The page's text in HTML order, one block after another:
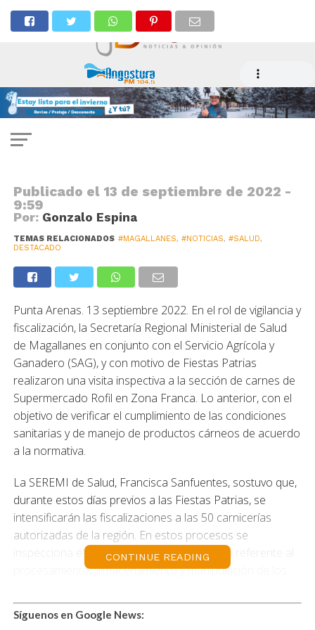
Refuerzan fiscalizaciones a
carnicería y puntos de ventas por
Fiestas Patrias
Publicado el 13 de septiembre de 2022 -
9:59
Por: Gonzalo Espina
TEMAS RELACIONADOS #MAGALLANES, #NOTICIAS, #SALUD,
DESTACADO
Punta Arenas. 13 septiembre 2022. En el rol de vigilancia y
fiscalización, la Secretaría Regional Ministerial de Salud
de Magallanes en conjunto con el Servicio Agrícola y
Ganadero (SAG), y con motivo de Fiestas Patrias
realizaron una visita inspectiva a la sección de carnes de
Supermercado Rofil en Zona Franca. Lo anterior, con el
objetivo de verificar el cumplimiento de las condiciones
sanitarias y de manejo de productos cárneos de acuerdo
a la normativa.
La SEREMI de Salud, Francisca Sanfuentes, sostuvo que,
durante estos días previos a las Fiestas Patrias, se
intensificarán las fiscalizaciones a las 50 carnicerías
autorizadas de la región. En estos procesos se
inspecciona el cumplimiento de la normativa referente al
procesamiento, almacenamiento y manipulación de los
La SEREMI de Agricultura, Irene Ramírez Mérida, explicó
CONTINUE READING
Síguenos en Google News: